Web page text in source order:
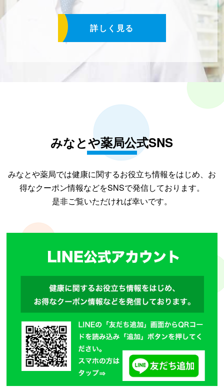
詳しく見る
みなとや薬局公式SNS
みなとや薬局では健康に関するお役立ち情報をはじめ、お
得なクーポン情報などをSNSで発信しております。
是非ご覧いただければ幸いです。